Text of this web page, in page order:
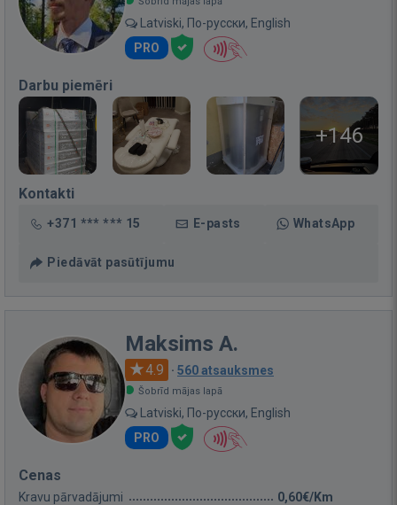
Latviski, По-русски, English
PRO
Darbu piemēri
+146
Kontakti
+371 *** *** 15 E-pasts WhatsApp
Piedāvāt pasūtījumu
Maksims A.
4.9 · 560 atsauksmes
Šobrīd mājas lapā
Latviski, По-русски, English
PRO
Cenas
Kravu pārvadājumi 0,60€/Km